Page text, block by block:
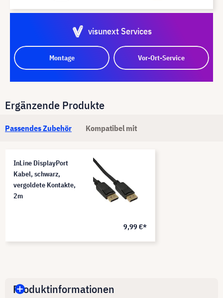
visunext Services
Montage Vor-Ort-Service
Ergänzende Produkte
Passendes Zubehör Kompatibel mit
InLine DisplayPort
Kabel, schwarz,
vergoldete Kontakte,
2m
9,99 €*
Produktinformationen